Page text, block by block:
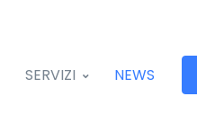
SERVIZI NEWS